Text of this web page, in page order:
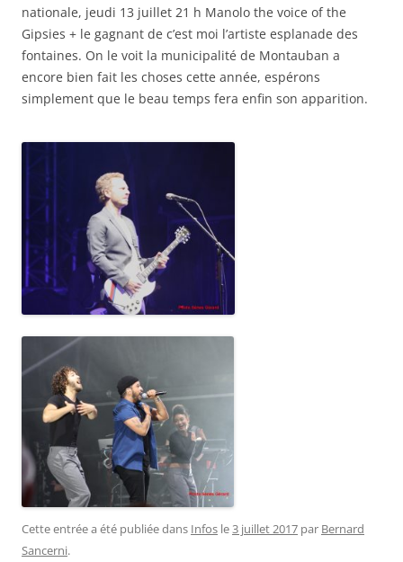
nationale, jeudi 13 juillet 21 h Manolo the voice of the
Gipsies + le gagnant de c’est moi l’artiste esplanade des
fontaines. On le voit la municipalité de Montauban a
encore bien fait les choses cette année, espérons
simplement que le beau temps fera enfin son apparition.
Cette entrée a été publiée dans Infos le3 juillet 2017 par Bernard
Sancerni.